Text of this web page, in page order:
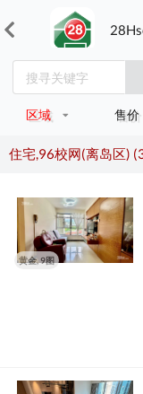
区域 售价
住宅,96校网(离岛区)
黄金, 9图